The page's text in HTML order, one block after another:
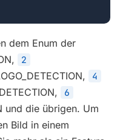
dem Enum der
2
4
6
und die übrigen. Um
Bild in einem